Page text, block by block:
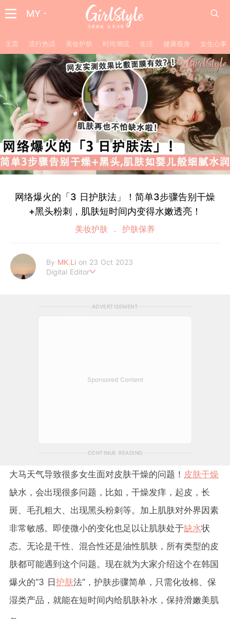
MY
主页 流行热话 美妆护肤 时尚潮流 生活 健康瘦身 女生心事
网络爆火的「3 日护肤法」！简单3步骤告别干燥
+黑头粉刺，肌肤短时间内变得水嫩透亮！
美妆护肤 护肤保养
By MK.Li on 23 Oct 2023
Digital Editor
筛选和编辑信息，使内容更具吸引力和影响力。为GirlStyle MY 读
者带来全面且优质的内容体验，让她们能够获取到最新、有趣且具
启发性的资讯，满足其对多元化话题的需求。
ADVERTISEMENT
Sponsored Content
CONTINUE READING
大马天气导致很多女生面对皮肤干燥的问题！ 皮肤干燥
缺水，会出现很多问题，比如，干燥发痒，起皮，长
斑、毛孔粗大、出现黑头粉刺等。加上肌肤对外界因素
非常敏感。即使微小的变化也足以让肌肤处于缺水状
态。无论是干性、混合性还是油性肌肤，所有类型的皮
肤都可能遇到这个问题。现在就为大家介绍这个在韩国
爆火的“3 日护肤法” ，护肤步骤简单，只需化妆棉、保
湿类产品，就能在短时间内给肌肤补水，保持滑嫩美肌